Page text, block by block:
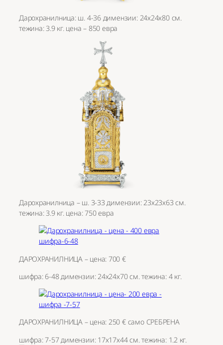
Дарохранилница: ш. 4-36 димензии: 24х24х80 см.
тежина: 3.9 кг. цена – 850 евра
Дарохранилница – ш. 3-33 димензии: 23х23х63 см.
тежина: 3.9 кг. цена: 750 евра
ДАРОХРАНИЛНИЦА – цена: 700 €
шифра: 6-48 димензии: 24х24х70 см. тежина: 4 кг.
ДАРОХРАНИЛНИЦА – цена: 250 € само СРЕБРЕНА
шифра: 7-57 димензии: 17х17х44 см. тежина: 1.2 кг.